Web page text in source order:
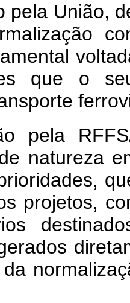
pela União,
que o
pela
natureza
projetos,